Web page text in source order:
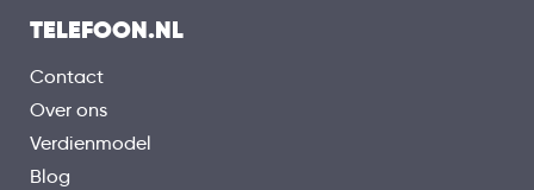
TELEFOON.NL
Contact
Over ons
Verdienmodel
Blog